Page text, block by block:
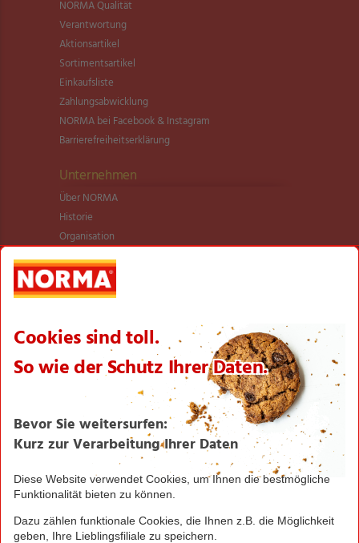
NORMA Qualität
Verantwortung
Aktionsartikel
Sortimentsartikel
Einkaufsliste
Zahlungsabwicklung
NORMA bei Facebook & Instagram
Barrierefreiheitserklärung
Unternehmen
Über NORMA
Historie
Organisation
International
Logistik
Filialnetz
Karriere
Verantwortung/CSR
NORMA News
Seite drucken
Nach oben
Greifen Sie schnell zu! Alle angegebenen Preise in
Irrtümer durch Schreib-, Programmier- und
Datenübertragungsfehler sind vorbehalten.